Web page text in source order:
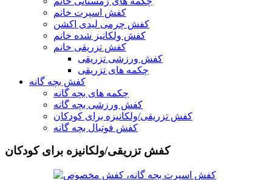
کفش اسپرت خانم
کفش چرمی لیدی اکشن
کفش ولکانیز شده خانم
کفش تزریقی خانم
کفش ورزشی تزریقی
چکمه های تزریقی
کفش بچه گانه
چکمه های بچه گانه
کفش ورزشی بچه گانه
کفش تزریقی/ولکانیزه برای کودکان
کفش فوتبال بچه گانه
کفش تزریقی/ولکانیزه برای کودکان